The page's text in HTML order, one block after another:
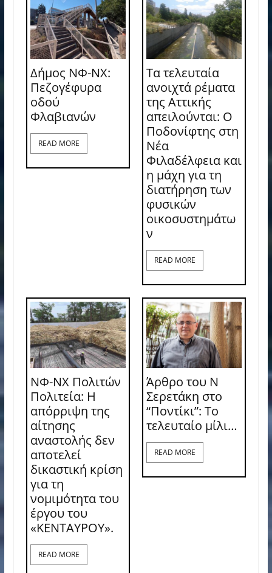
Δήμος ΝΦ-ΝΧ:
Πεζογέφυρα
οδού
Φλαβιανών
READ MORE
Τα τελευταία
ανοιχτά ρέματα
της Αττικής
απειλούνται: Ο
Ποδονίφτης στη
Νέα
Φιλαδέλφεια και
η μάχη για τη
διατήρηση των
φυσικών
οικοσυστημάτω
ν
READ MORE
ΝΦ-ΝΧ Πολιτών
Πολιτεία: Η
απόρριψη της
αίτησης
αναστολής δεν
αποτελεί
δικαστική κρίση
για τη
νομιμότητα του
έργου του
«ΚΕΝΤΑΥΡΟΥ».
READ MORE
Άρθρο του Ν
Σερετάκη στο
“Ποντίκι”: Το
τελευταίο μίλι…
READ MORE